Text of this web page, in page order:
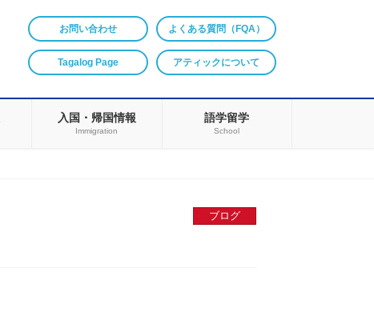
お問い合わせ よくある質問（FQA）
Tagalog Page アティックについて
入国・帰国情報
Immigration
語学留学
School
ブログ